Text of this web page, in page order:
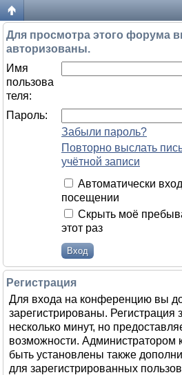
Для просмотра этого форума
авторизованы.
Имя
пользова
теля:
Пароль:
Забыли пароль?
Повторно выслать
учётной записи
Автоматически
посещении
Скрыть моё
этот раз
Регистрация
Для входа на конференцию вы
зарегистрированы. Регистрация
несколько минут, но
возможности. Администратором
быть установлены также
для зарегистрированных